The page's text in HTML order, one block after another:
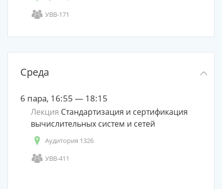
УВВ-171
Среда
6 пара, 16:55 — 18:15
Лекция Стандартизация и сертификация
вычислительных систем и сетей
Аудитория 1326
УВВ-411